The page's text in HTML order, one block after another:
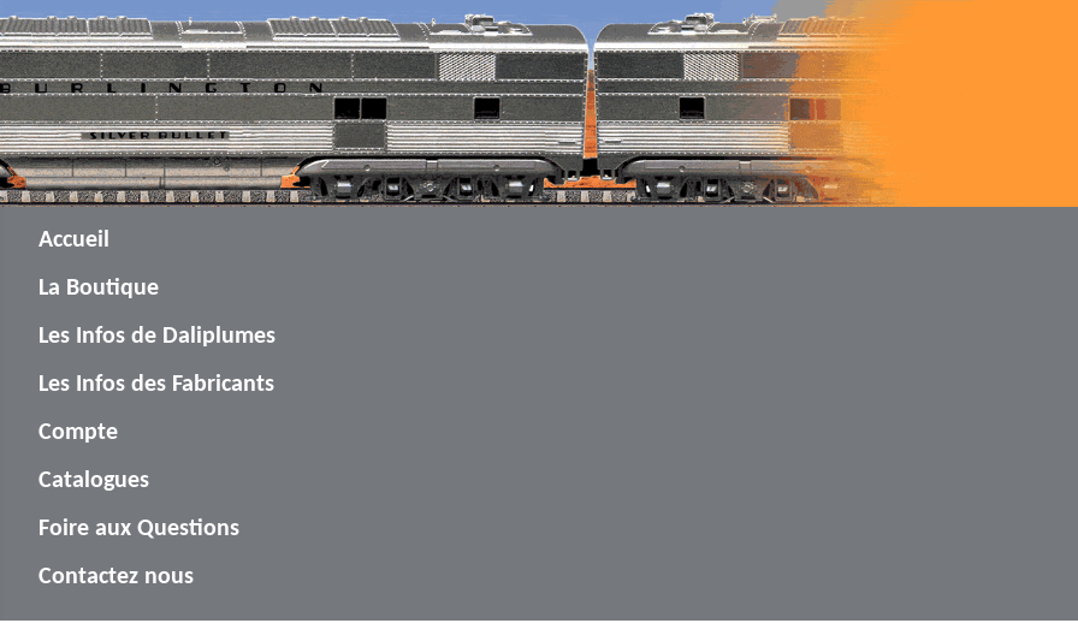
Accueil
La Boutique
Les Infos de Daliplumes
Les Infos des Fabricants
Compte
Catalogues
Foire aux Questions
Contactez nous